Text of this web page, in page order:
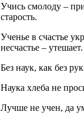
Учись смолоду –
старость.
Ученье в счастье
несчастье – утешает.
Без наук, как без
Наука хлеба не
Лучше не учен, да